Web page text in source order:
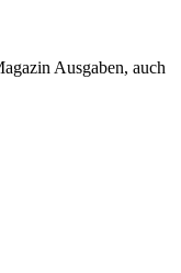
Ausgaben, auch